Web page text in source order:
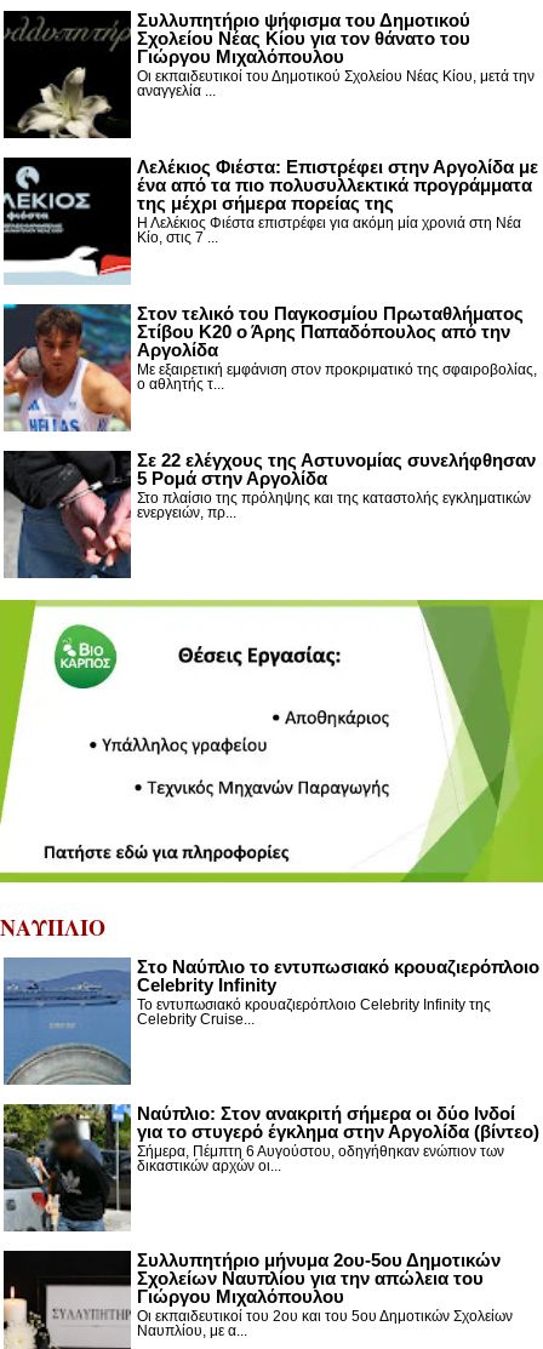
Συλλυπητήριο ψήφισμα του Δημοτικού
Σχολείου Νέας Κίου για τον θάνατο του
Γιώργου Μιχαλόπουλου
Οι εκπαιδευτικοί του Δημοτικού Σχολείου Νέας Κίου, μετά την
αναγγελία ...
Λελέκιος Φιέστα: Επιστρέφει στην Αργολίδα με
ένα από τα πιο πολυσυλλεκτικά προγράμματα
της μέχρι σήμερα πορείας της
Η Λελέκιος Φιέστα επιστρέφει για ακόμη μία χρονιά στη Νέα
Κίο, στις 7 ...
Στον τελικό του Παγκοσμίου Πρωταθλήματος
Στίβου Κ20 ο Άρης Παπαδόπουλος από την
Αργολίδα
Με εξαιρετική εμφάνιση στον προκριματικό της σφαιροβολίας,
ο αθλητής τ...
Σε 22 ελέγχους της Αστυνομίας συνελήφθησαν
5 Ρομά στην Αργολίδα
Στο πλαίσιο της πρόληψης και της καταστολής εγκληματικών
ενεργειών, πρ...
ΝΑΥΠΛΙΟ
Στο Ναύπλιο το εντυπωσιακό κρουαζιερόπλοιο
Celebrity Infinity
Το εντυπωσιακό κρουαζιερόπλοιο Celebrity Infinity της
Celebrity Cruise...
Nαύπλιο: Στον ανακριτή σήμερα οι δύο Ινδοί
για το στυγερό έγκλημα στην Αργολίδα (βίντεο)
Σήμερα, Πέμπτη 6 Αυγούστου, οδηγήθηκαν ενώπιον των
δικαστικών αρχών οι...
Συλλυπητήριο μήνυμα 2ου-5ου Δημοτικών
Σχολείων Ναυπλίου για την απώλεια του
Γιώργου Μιχαλόπουλου
Οι εκπαιδευτικοί του 2ου και του 5ου Δημοτικών Σχολείων
Ναυπλίου, με α...